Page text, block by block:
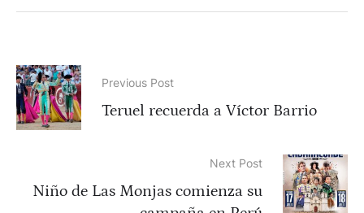
Previous Post
Teruel recuerda a Víctor Barrio
Next Post
Niño de Las Monjas comienza su